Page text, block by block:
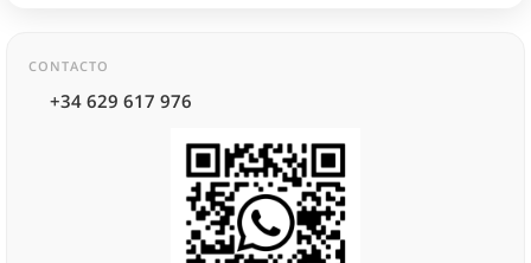
CONTACTO
+34 629 617 976